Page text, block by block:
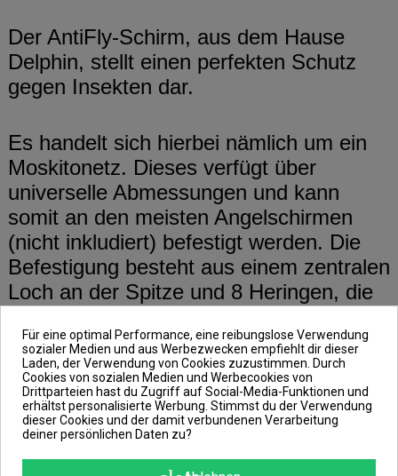
Der AntiFly-Schirm, aus dem Hause
Delphin, stellt einen perfekten Schutz
gegen Insekten dar.
Es handelt sich hierbei nämlich um ein
Moskitonetz. Dieses verfügt über
universelle Abmessungen und kann
somit an den meisten Angelschirmen
(nicht inkludiert) befestigt werden. Die
Befestigung besteht aus einem zentralen
Loch an der Spitze und 8 Heringen, die
Darüber hinaus ist der Eingang des
Moskitonetzes mit zwei reflektierenden
Reißverschlüssen versehen. So weißt
du bei Nacht und schlechten
Für eine optimal Performance, eine reibungslose Verwendung
sozialer Medien und aus Werbezwecken empfiehlt dir dieser
Laden, der Verwendung von Cookies zuzustimmen. Durch
Cookies von sozialen Medien und Werbecookies von
Drittparteien hast du Zugriff auf Social-Media-Funktionen und
erhältst personalisierte Werbung. Stimmst du der Verwendung
dieser Cookies und der damit verbundenen Verarbeitung
deiner persönlichen Daten zu?